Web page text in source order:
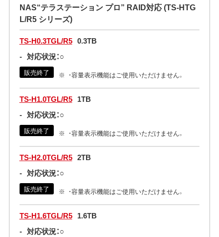
NAS“テラステーション プロ” RAID対応 (TS-HTG
L/R5 シリーズ)
TS-H0.3TGL/R5 0.3TB
- 対応状況：○
販売終了 ・容量表示機能はご使用いただけません。
TS-H1.0TGL/R5 1TB
- 対応状況：○
販売終了 ・容量表示機能はご使用いただけません。
TS-H2.0TGL/R5 2TB
- 対応状況：○
販売終了 ・容量表示機能はご使用いただけません。
TS-H1.6TGL/R5 1.6TB
- 対応状況：○